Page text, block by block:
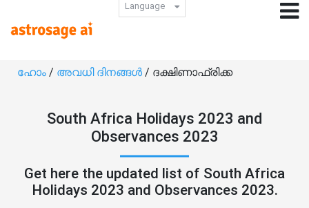
Language
ഹോം / അവധി ദിനങ്ങൾ / ദക്ഷിണാഫ്രിക്ക
South Africa Holidays 2023 and
Observances 2023
Get here the updated list of South Africa
Holidays 2023 and Observances 2023.